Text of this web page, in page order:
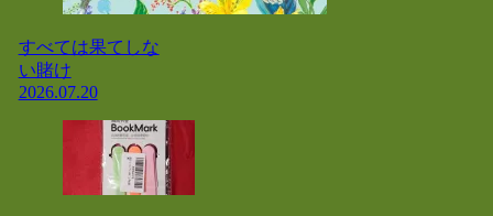
すべては果てしな
い賭け
2026.07.20